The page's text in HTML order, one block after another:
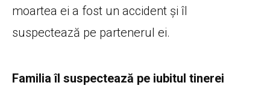
moartea ei a fost un accident și îl
suspectează pe partenerul ei.
Familia îl suspectează pe iubitul tinerei